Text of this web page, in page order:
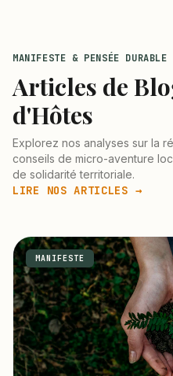
MANIFESTE & PENSÉE DURABLE
Articles de
d'Hôtes
Explorez nos analyses sur la
conseils de micro-aventure
de solidarité territoriale.
LIRE NOS ARTICLES →
MANIFESTE